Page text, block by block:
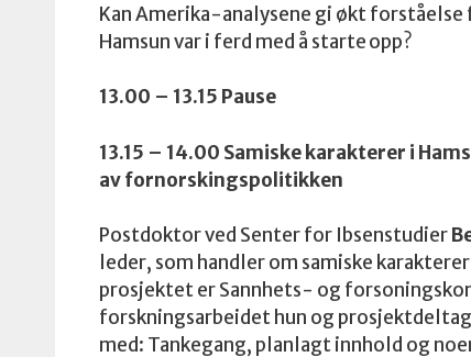
Kan Amerika-analysene gi økt
Hamsun var i ferd med å starte opp?
13.00 – 13.15 Pause
13.15 – 14.00 Samiske karakterer i
av fornorskingspolitikken
Postdoktor ved Senter for Ibsenstudier
leder, som handler om samiske
prosjektet er Sannhets- og
forskningsarbeidet hun og
med: Tankegang, planlagt